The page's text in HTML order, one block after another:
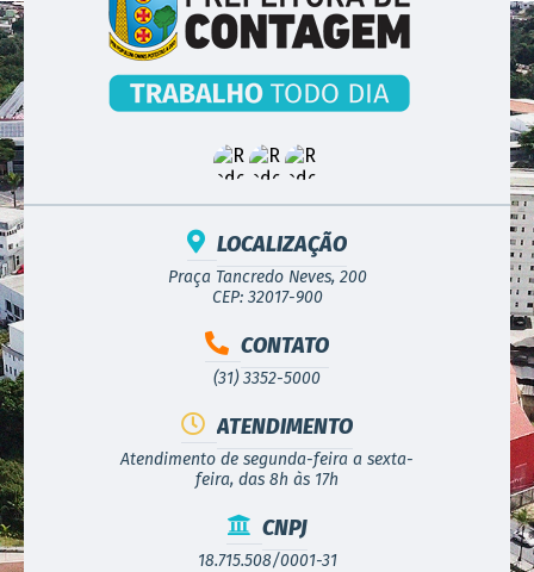
LOCALIZAÇÃO
Praça Tancredo Neves, 200
CEP: 32017-900
CONTATO
(31) 3352-5000
ATENDIMENTO
Atendimento de segunda-feira a sexta-
feira, das 8h às 17h
CNPJ
18.715.508/0001-31